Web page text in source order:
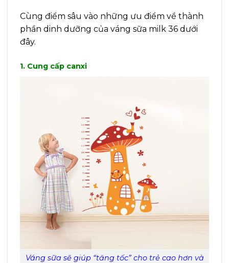
Cùng điểm sâu vào những ưu điểm về thành
phần dinh dưỡng của váng sữa milk 36 dưới
đây.
1. Cung cấp canxi
Váng sữa sẽ giúp “tăng tốc” cho trẻ cao hơn và